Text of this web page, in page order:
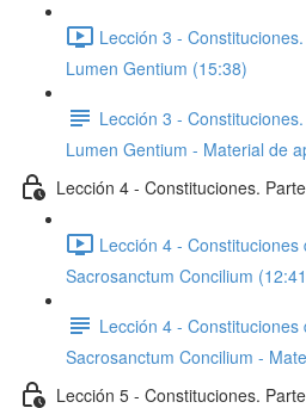
Lección 3 -
Lumen Gentium (15:38)
Lección 3 -
Lumen Gentium - Material de
Lección 4 - Constituciones.
Lección 4 -
Sacrosanctum Concilium
Lección 4 -
Sacrosanctum Concilium -
Lección 5 - Constituciones.